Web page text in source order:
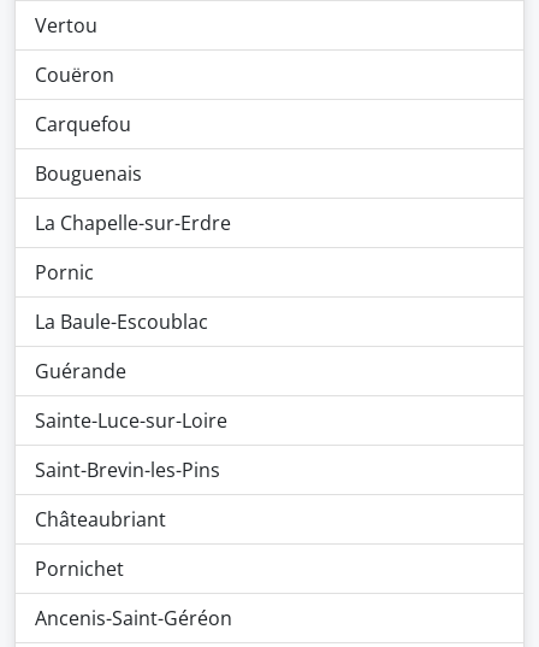
Vertou
Couëron
Carquefou
Bouguenais
La Chapelle-sur-Erdre
Pornic
La Baule-Escoublac
Guérande
Sainte-Luce-sur-Loire
Saint-Brevin-les-Pins
Châteaubriant
Pornichet
Ancenis-Saint-Géréon